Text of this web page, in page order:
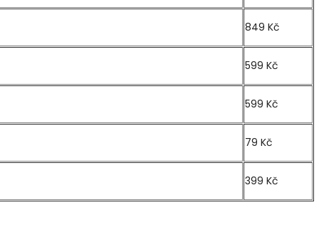
849 Kč
599 Kč
599 Kč
79 Kč
399 Kč